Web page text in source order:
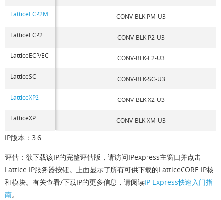
LatticeECP2M CONV-BLK-PM-U3
LatticeECP2 CONV-BLK-P2-U3
LatticeECP/EC CONV-BLK-E2-U3
LatticeSC CONV-BLK-SC-U3
LatticeXP2 CONV-BLK-X2-U3
LatticeXP CONV-BLK-XM-U3
IP版本：3.6
评估：欲下载该IP的完整评估版，请访问IPexpress主窗口并点击
Lattice IP服务器按钮。上面显示了所有可供下载的LatticeCORE IP核
和模块。有关查看/下载IP的更多信息，请阅读IP Express快速入门指
南。